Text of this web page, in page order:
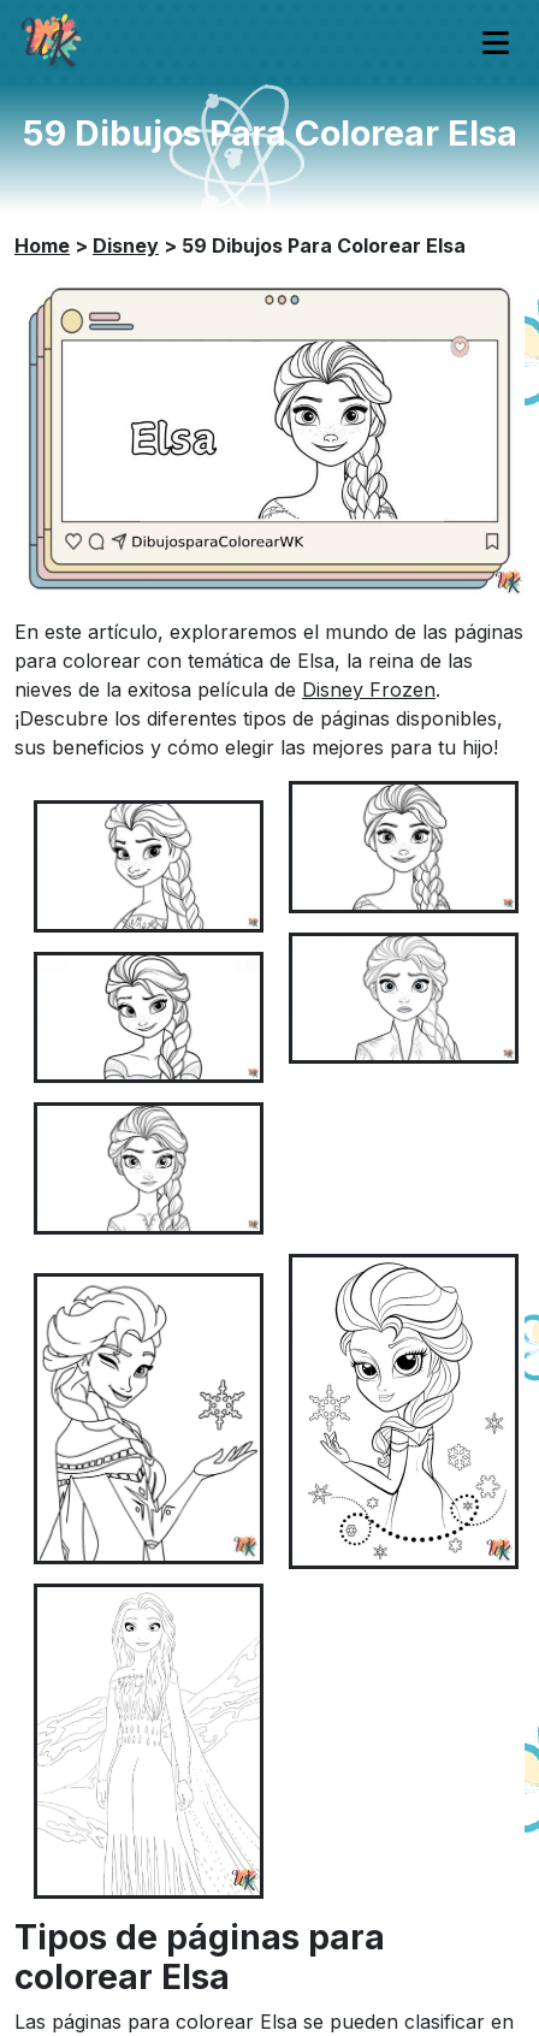
59 Dibujos Para Colorear Elsa
Home > Disney > 59 Dibujos Para Colorear Elsa
En este artículo, exploraremos el mundo de las páginas
para colorear con temática de Elsa, la reina de las
nieves de la exitosa película de Disney Frozen.
¡Descubre los diferentes tipos de páginas disponibles,
sus beneficios y cómo elegir las mejores para tu hijo!
Tipos de páginas para
colorear Elsa
Las páginas para colorear Elsa se pueden clasificar en